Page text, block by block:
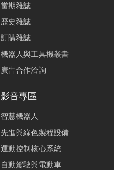
當期雜誌
歷史雜誌
訂購雜誌
機器人與工具機叢書
廣告合作洽詢
影音專區
智慧機器人
先進與綠色製程設備
運動控制核心系統
自動駕駛與電動車